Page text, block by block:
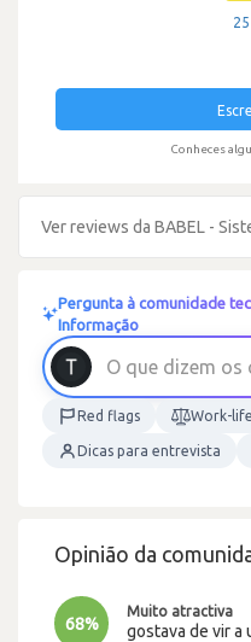
Conheces
Ver reviews da BABEL -
Pergunta à comunidade
Informação
O que d izem os
Red flags Work-
Dicas para entrevista
Opinião da
68%
Muito atractiva
gostava de vir a